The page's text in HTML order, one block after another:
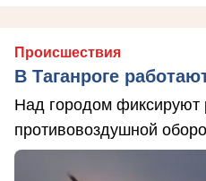
Происшествия
В Таганроге
Над городом фиксируют
противовоздушной